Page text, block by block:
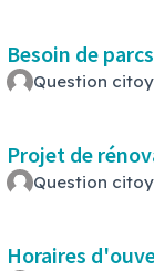
Besoin de
Question
Projet de
Question
Horaires